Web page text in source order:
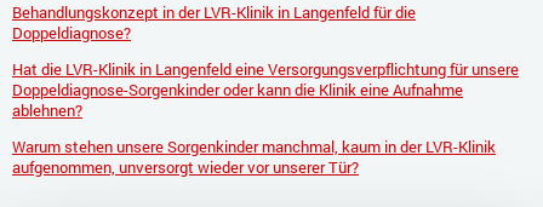
Behandlungskonzept in der LVR-Klinik in Langenfeld für die
Doppeldiagnose?
Hat die LVR-Klinik in Langenfeld eine Versorgungsverpflichtung für unsere
Doppeldiagnose-Sorgenkinder oder kann die Klinik eine Aufnahme
ablehnen?
Warum stehen unsere Sorgenkinder manchmal, kaum in der LVR-Klinik
aufgenommen, unversorgt wieder vor unserer Tür?